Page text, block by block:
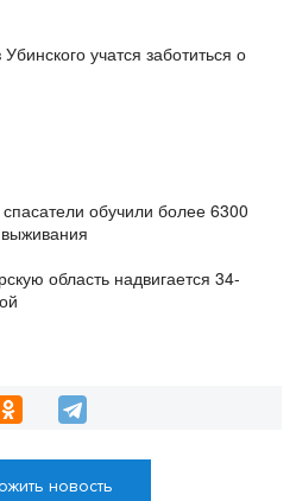
учатся заботиться о
обучили более 6300
область надвигается 34-
новость